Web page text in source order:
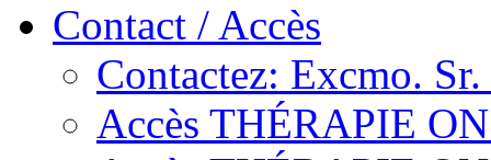
Contact / Accès
Contactez: Excmo.
Accès THÉRAPIE